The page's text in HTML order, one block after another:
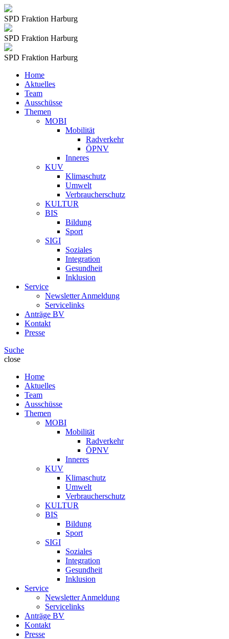
SPD Fraktion Harburg
SPD Fraktion Harburg
SPD Fraktion Harburg
Home
Aktuelles
Team
Ausschüsse
Themen
MOBI
Mobilität
Radverkehr
ÖPNV
Inneres
KUV
Klimaschutz
Umwelt
Verbraucherschutz
KULTUR
BIS
Bildung
Sport
SIGI
Soziales
Integration
Gesundheit
Inklusion
Service
Newsletter Anmeldung
Servicelinks
Anträge BV
Kontakt
Presse
Suche
close
Home
Aktuelles
Team
Ausschüsse
Themen
MOBI
Mobilität
Radverkehr
ÖPNV
Inneres
KUV
Klimaschutz
Umwelt
Verbraucherschutz
KULTUR
BIS
Bildung
Sport
SIGI
Soziales
Integration
Gesundheit
Inklusion
Service
Newsletter Anmeldung
Servicelinks
Anträge BV
Kontakt
Presse